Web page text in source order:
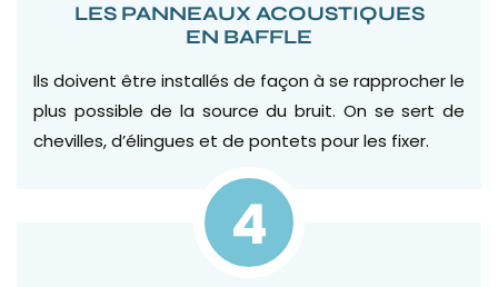
LES PANNEAUX ACOUSTIQUES
EN BAFFLE
Ils doivent être installés de façon à se rapprocher le
plus possible de la source du bruit. On se sert de
chevilles, d’élingues et de pontets pour les fixer.
4